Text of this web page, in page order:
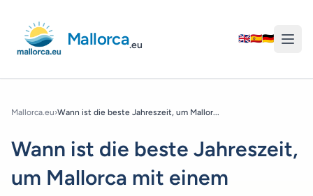
Mallorca.eu
🇬🇧🇪🇸🇩🇪
Mallorca.eu›Wann ist die beste Jahreszeit, um Mallor...
Wann ist die beste Jahreszeit,
um Mallorca mit einem